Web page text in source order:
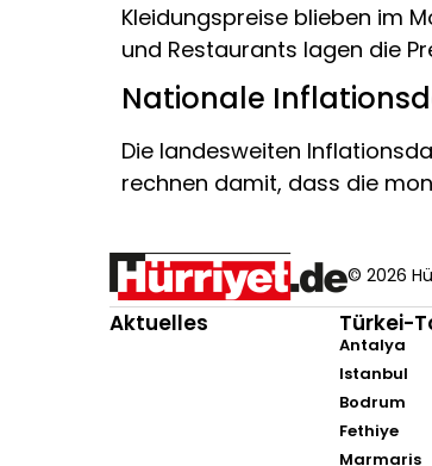
Kleidungspreise blieben im
und Restaurants lagen die
Nationale
Die landesweiten
rechnen damit, dass die
© 2026
Aktuelles Türkei-
Antalya
Istanbul
Bodrum
Fethiye
Marmaris